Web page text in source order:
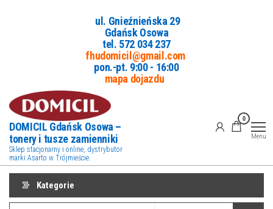
ul. Gnieźnieńska 29
Gdańsk Osowa
tel. 572 034 237
fhudomicil@gmail.com
pon.-pt. 9:00 - 16:00
mapa dojazdu
DOMICIL Gdańsk Osowa –
tonery i tusze zamienniki
Sklep stacjonarny i online, dystrybutor
marki Asarto w Trójmieście.
0
Menu
Kategorie